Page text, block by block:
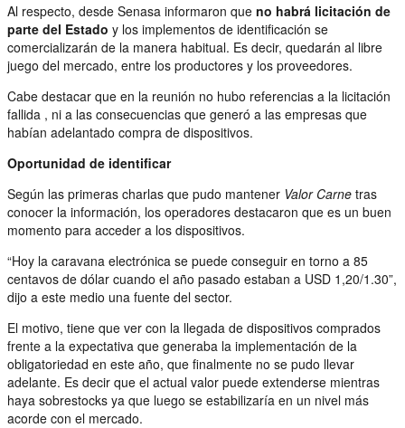
Al respecto, desde Senasa informaron que no habrá licitación de
parte del Estado y los implementos de identificación se
comercializarán de la manera habitual. Es decir, quedarán al libre
juego del mercado, entre los productores y los proveedores.
Cabe destacar que en la reunión no hubo referencias a la licitación
fallida , ni a las consecuencias que generó a las empresas que
habían adelantado compra de dispositivos.
Oportunidad de identificar
Según las primeras charlas que pudo mantener Valor Carne tras
conocer la información, los operadores destacaron que es un buen
momento para acceder a los dispositivos.
“Hoy la caravana electrónica se puede conseguir en torno a 85
centavos de dólar cuando el año pasado estaban a USD 1,20/1.30”,
dijo a este medio una fuente del sector.
El motivo, tiene que ver con la llegada de dispositivos comprados
frente a la expectativa que generaba la implementación de la
obligatoriedad en este año, que finalmente no se pudo llevar
adelante. Es decir que el actual valor puede extenderse mientras
haya sobrestocks ya que luego se estabilizaría en un nivel más
acorde con el mercado.